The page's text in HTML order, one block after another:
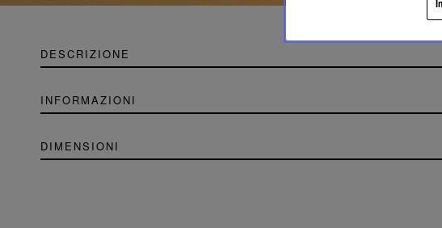
DESCRIZIONE
INFORMAZIONI
DIMENSIONI